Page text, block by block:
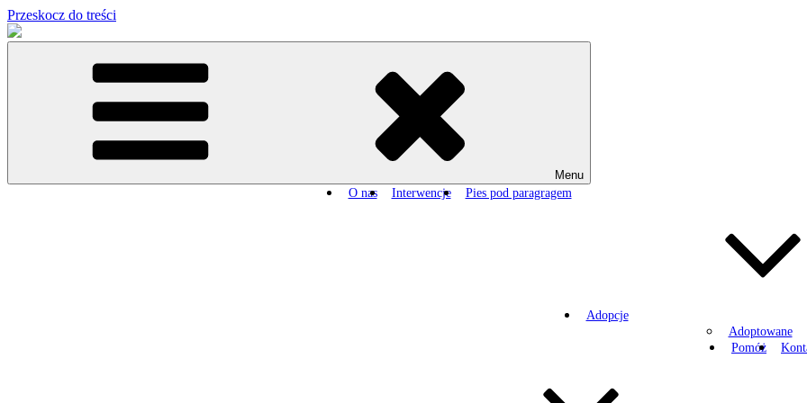
Przeskocz do treści
Menu
O nas
Interwencje Pies pod paragragem
Adopcje
Adoptowane
Pomóż